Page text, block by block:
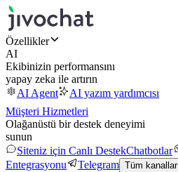
Özellikler
AI
Ekibinizin performansını
yapay zeka ile artırın
AI Agent
AI yazım yardımcısı
Müşteri Hizmetleri
Olağanüstü bir destek deneyimi
sunun
Siteniz için Canlı DestekChatbotlar
Entegrasyonu
Telegram Tüm kanallar